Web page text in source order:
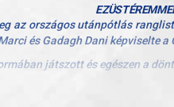
az országos utánpótlás
és Gadagh Dani képviselte a
játszott és egészen a